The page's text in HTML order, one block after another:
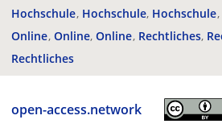
Hochschule Hochschule Hochschule
Online Online Online Rechtliches
Rechtliches
open-access.network